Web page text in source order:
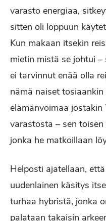
varasto energiaa,
sitten oli loppuun
Kun makaan itsekin
mietin mistä se johtui
ei tarvinnut enää olla
nämä naiset
elämänvoimaa jostakin
varastosta – sen
jonka he matkoillaan
Helposti ajatellaan,
uudenlainen käsitys
turhaa hybristä, jonka
palataan takaisin